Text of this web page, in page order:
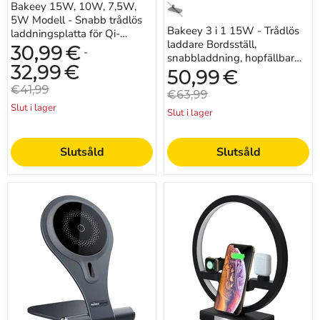
Idealisk
för
iPhone
14
Pro
Max,
iPhone
13,
iPhone
Samsung
och
Xiaomi
användare
Bakeey 15W, 10W, 7,5W,
5W Modell - Snabb trådlös
laddningsplatta för Qi-
aktiverade smartphones -
Idealisk för iPhone ...
30,99€ -
32,99€
Originalpris
€41,99
Slut i lager
Slutsåld
Perfekt
iPhone
14
Pro
Max,
Apple
Watch
och
hörlurar
Bakeey 3 i 1 15W - Trådlös
laddare Bordsställ,
snabbladdning, hopfällbar
sängkant
Universalkompatibilitet -
Perfekt f...
Nuvarande
pris
50,99€
Originalpris
€63,99
Slut i lager
Slutsåld
MagStand
Magnetic
15W
trådlös
laddare
bordslampa
Laddningsstation